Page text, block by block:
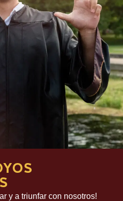
y a triunfar con nosotros!